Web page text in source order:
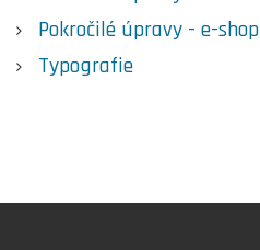
Pokročilé úpravy - e-shop
Typografie